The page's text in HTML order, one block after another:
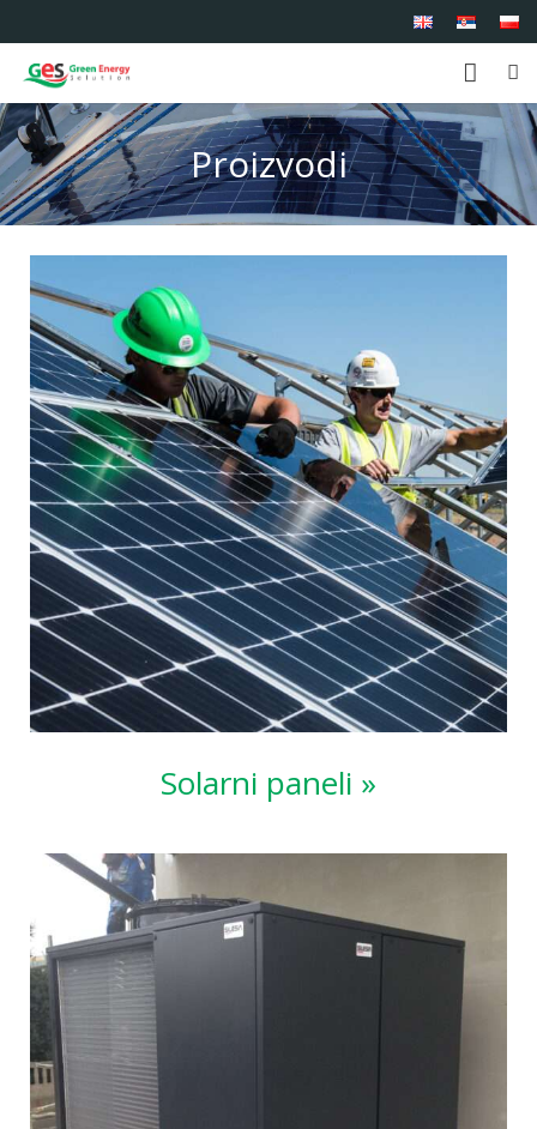
Početna
O nama
Usluge
Reference
Kontakt
Proizvodi
Solarni paneli »